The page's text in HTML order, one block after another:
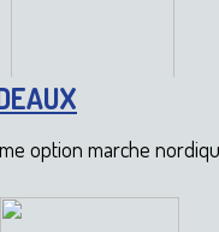
option marche